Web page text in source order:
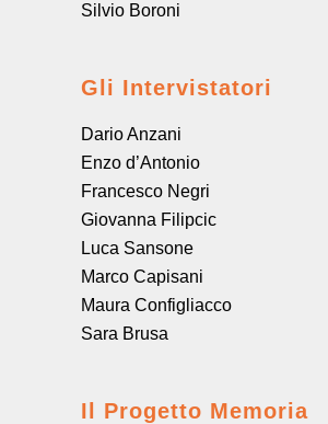
Silvio Boroni
Gli Intervistatori
Dario Anzani
Enzo d’Antonio
Francesco Negri
Giovanna Filipcic
Luca Sansone
Marco Capisani
Maura Configliacco
Sara Brusa
Il Progetto Memoria